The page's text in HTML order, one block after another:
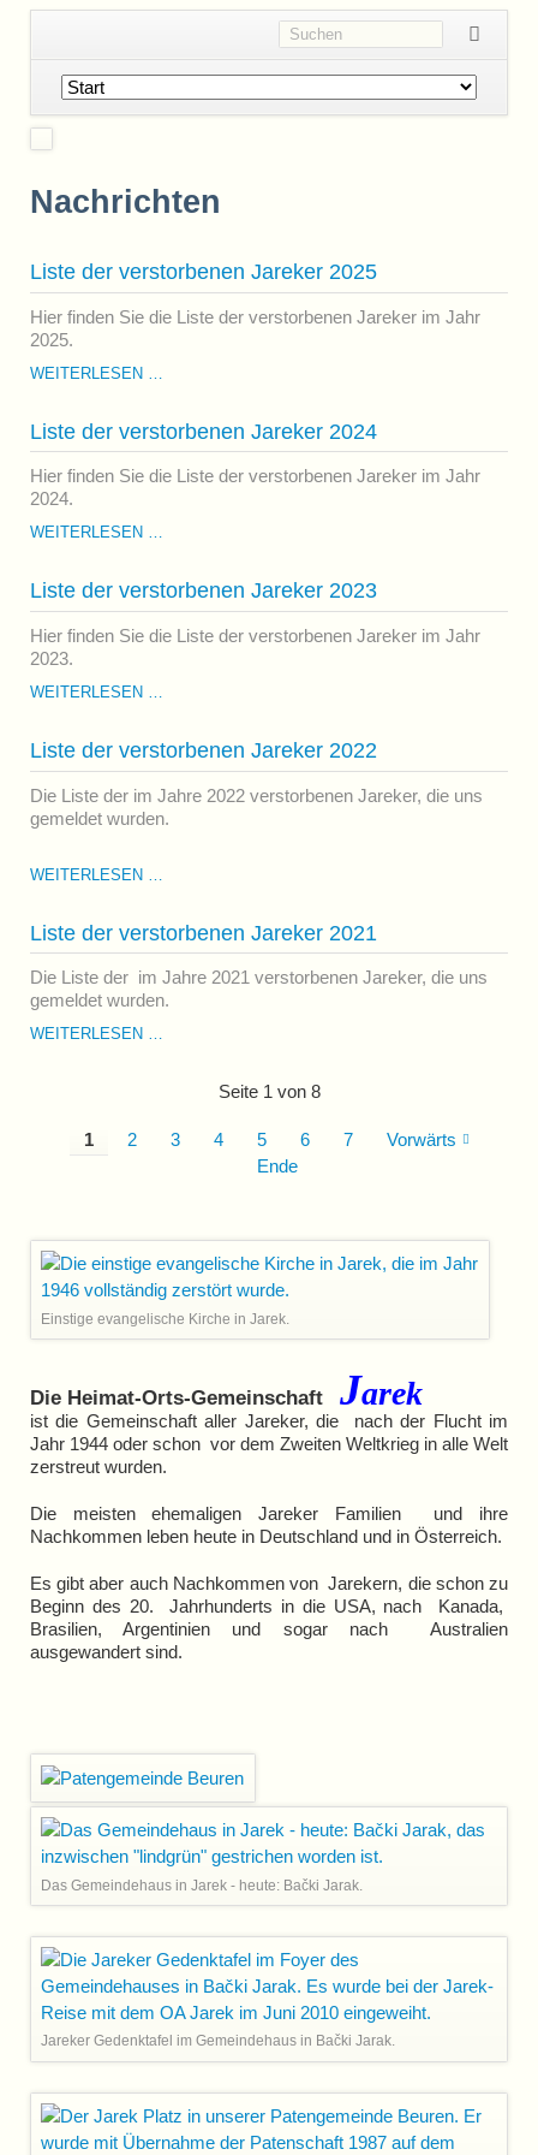
Navigation
überspringen
Nachrichten
Liste der verstorbenen Jareker 2025
Hier finden Sie die Liste der verstorbenen Jareker im Jahr
2025.
WEITERLESEN …
JAREKER
2025
Liste der verstorbenen Jareker 2024
Hier finden Sie die Liste der verstorbenen Jareker im Jahr
2024.
WEITERLESEN …
JAREKER
2024
Liste der verstorbenen Jareker 2023
Hier finden Sie die Liste der verstorbenen Jareker im Jahr
2023.
WEITERLESEN …
JAREKER
2023
Liste der verstorbenen Jareker 2022
Die Liste der im Jahre 2022 verstorbenen Jareker, die uns
gemeldet wurden.
WEITERLESEN …
JAREKER
2022
Liste der verstorbenen Jareker 2021
Die Liste der im Jahre 2021 verstorbenen Jareker, die uns
gemeldet wurden.
WEITERLESEN …
JAREKERSeite 1 von 8
1 2 3 4 5 6 7
Vorwärts
Ende
Einstige evangelische Kirche in Jarek.
Die Heimat-Orts-Gemeinschaft Jarek
ist die Gemeinschaft aller Jareker, die nach der Flucht im
Jahr 1944 oder schon vor dem Zweiten Weltkrieg in alle Welt
zerstreut wurden.
Die meisten ehemaligen Jareker Familien und ihre
Nachkommen leben heute in Deutschland und in Österreich.
Es gibt aber auch Nachkommen vonJarekern, die schon zu
Beginn des 20. Jahrhunderts in die USA, nach
Kanada,
Brasilien, Argentinien und sogar nach Australien
ausgewandert sind.
Das Gemeindehaus in Jarek - heute: Bački Jarak.
Jareker Gedenktafel im Gemeindehaus in Bački Jarak.